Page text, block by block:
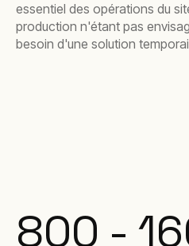
essentiel des opérations du
production n'étant pas
besoin d'une solution
800 -